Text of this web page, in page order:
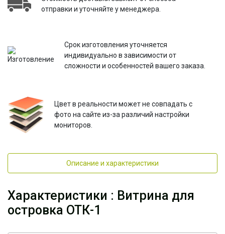
отправки и уточняйте у менеджера.
Срок изготовления уточняется
индивидуально в зависимости от
сложности и особенностей вашего заказа.
Цвет в реальности может не совпадать с
фото на сайте из-за различий настройки
мониторов.
Описание и характеристики
Характеристики : Витрина для
островка ОТК-1